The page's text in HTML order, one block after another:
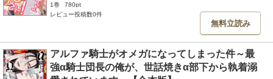
1巻
780pt
レビュー投稿数0件
無料立読み
アルファ騎士がオメガになってしまった件～最
強α騎士団長の俺が、世話焼きα部下から執着溺